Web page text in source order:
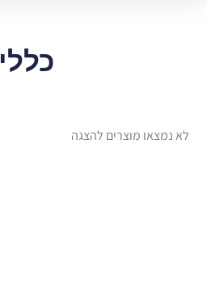
כללי
לא נמצאו מוצרים להצגה